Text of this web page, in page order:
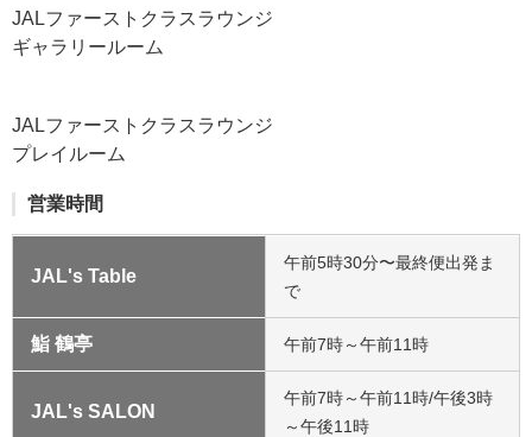
JALファーストクラスラウンジ
ギャラリールーム
JALファーストクラスラウンジ
プレイルーム
営業時間
JAL's Table
午前5時30分〜最終便出発ま
で
鮨 鶴亭 午前7時～午前11時
JAL's SALON
午前7時～午前11時/午後3時
～午後11時